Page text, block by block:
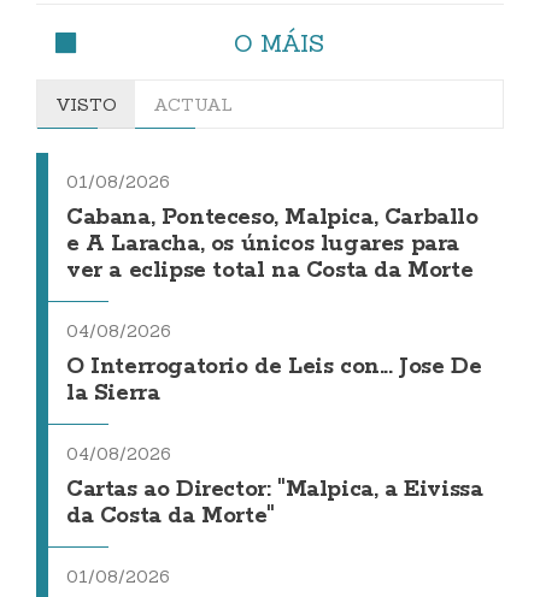
O MÁIS
VISTO ACTUAL
01/08/2026
Cabana, Ponteceso, Malpica, Carballo
e A Laracha, os únicos lugares para
ver a eclipse total na Costa da Morte
04/08/2026
O Interrogatorio de Leis con... Jose De
la Sierra
04/08/2026
Cartas ao Director: "Malpica, a Eivissa
da Costa da Morte"
01/08/2026